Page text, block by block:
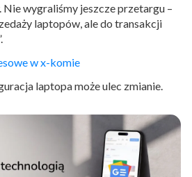
wygraliśmy jeszcze przetargu –
laptopów, ale do transakcji
w x-komie
laptopa może ulec zmianie.